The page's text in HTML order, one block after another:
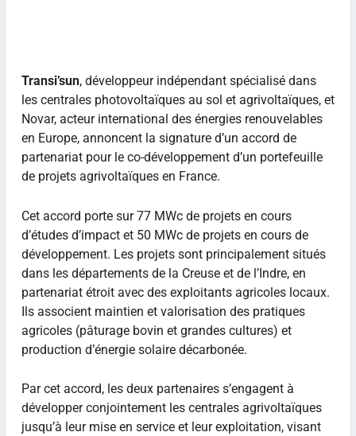
Transi’sun, développeur indépendant spécialisé dans
les centrales photovoltaïques au sol et agrivoltaïques, et
Novar, acteur international des énergies renouvelables
en Europe, annoncent la signature d’un accord de
partenariat pour le co-développement d’un portefeuille
de projets agrivoltaïques en France.
Cet accord porte sur 77 MWc de projets en cours
d’études d’impact et 50 MWc de projets en cours de
développement. Les projets sont principalement situés
dans les départements de la Creuse et de l’Indre, en
partenariat étroit avec des exploitants agricoles locaux.
Ils associent maintien et valorisation des pratiques
agricoles (pâturage bovin et grandes cultures) et
production d’énergie solaire décarbonée.
Par cet accord, les deux partenaires s’engagent à
développer conjointement les centrales agrivoltaïques
jusqu’à leur mise en service et leur exploitation, visant